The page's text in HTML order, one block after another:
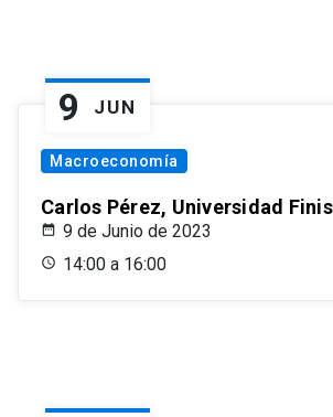
9 JUN
Macroeconomía
Carlos Pérez, Universidad
9 de Junio de 2023
14:00 a 16:00